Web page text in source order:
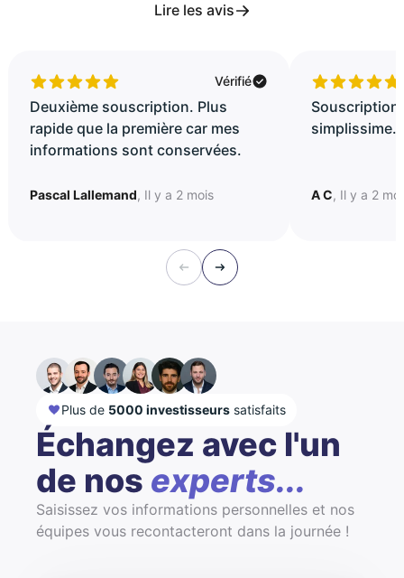
Lire les avis
Vérifié
Deuxième souscription. Plus
rapide que la première car mes
informations sont conservées.
Pascal Lallemand, Il y a 2 mois
Souscription
A C, Il y a 2
Plus de 5000 investisseurs satisfaits
Échangez avec l'un
de nos experts...
Saisissez vos informations personnelles et nos
équipes vous recontacteront dans la journée !